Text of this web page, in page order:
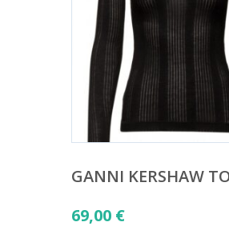
GANNI KERSHAW
69,00 €